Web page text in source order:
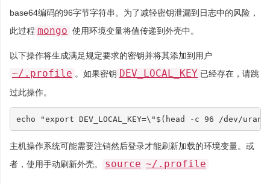
base64编码的96字节字符串。为了减轻密钥泄漏到日志中的风险，
此过程 mongo 使用环境变量将值传递到外壳中。
以下操作将生成满足规定要求的密钥并将其添加到用户
~/.profile 。如果密钥 DEV_LOCAL_KEY 已经存在，请跳
过此操作。
echo "export DEV_LOCAL_KEY=\" $( head -c 96 /dev/
主机操作系统可能需要注销然后登录才能刷新加载的环境变量。或
者，使用手动刷新外壳。
source ~/.profile